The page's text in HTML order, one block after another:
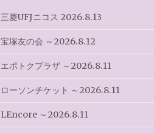
三菱UFJニコス 2026.8.13
宝塚友の会 ～2026.8.12
エポトクプラザ ～2026.8.11
ローソンチケット ～2026.8.11
LEncore ～2026.8.11